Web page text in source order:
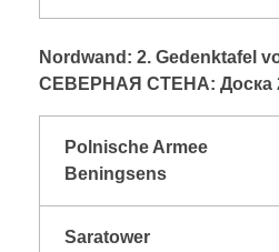
Nordwand: 2. Gedenktafel
CЕВЕРНАЯ СТЕНА: Доска
Polnische Armee
Beningsens
Saratower